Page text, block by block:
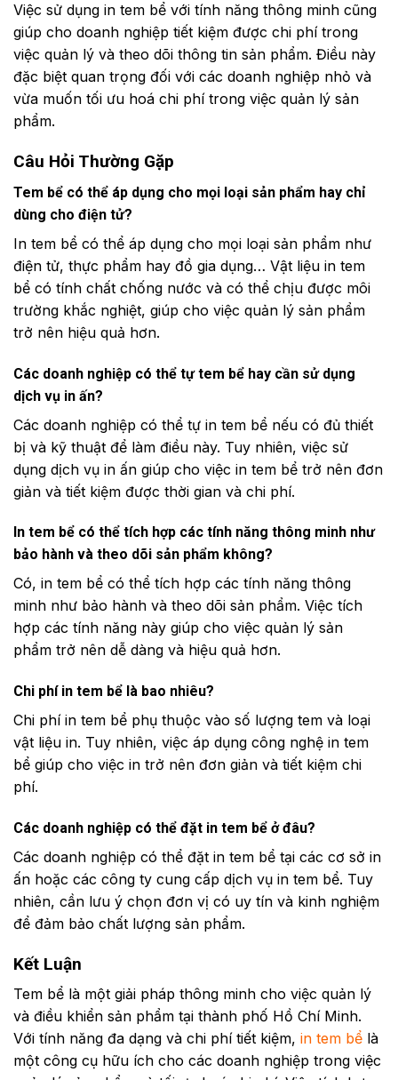
Việc sử dụng in tem bể với tính năng thông minh cũng
giúp cho doanh nghiệp tiết kiệm được chi phí trong
việc quản lý và theo dõi thông tin sản phẩm. Điều này
đặc biệt quan trọng đối với các doanh nghiệp nhỏ và
vừa muốn tối ưu hoá chi phí trong việc quản lý sản
phẩm.
Câu Hỏi Thường Gặp
Tem bể có thể áp dụng cho mọi loại sản phẩm hay chỉ
dùng cho điện tử?
In tem bể có thể áp dụng cho mọi loại sản phẩm như
điện tử, thực phẩm hay đồ gia dụng… Vật liệu in tem
bể có tính chất chống nước và có thể chịu được môi
trường khắc nghiệt, giúp cho việc quản lý sản phẩm
trở nên hiệu quả hơn.
Các doanh nghiệp có thể tự tem bể hay cần sử dụng
dịch vụ in ấn?
Các doanh nghiệp có thể tự in tem bể nếu có đủ thiết
bị và kỹ thuật để làm điều này. Tuy nhiên, việc sử
dụng dịch vụ in ấn giúp cho việc in tem bể trở nên đơn
giản và tiết kiệm được thời gian và chi phí.
In tem bể có thể tích hợp các tính năng thông minh như
bảo hành và theo dõi sản phẩm không?
Có, in tem bể có thể tích hợp các tính năng thông
minh như bảo hành và theo dõi sản phẩm. Việc tích
hợp các tính năng này giúp cho việc quản lý sản
phẩm trở nên dễ dàng và hiệu quả hơn.
Chi phí in tem bể là bao nhiêu?
Chi phí in tem bể phụ thuộc vào số lượng tem và loại
vật liệu in. Tuy nhiên, việc áp dụng công nghệ in tem
bể giúp cho việc in trở nên đơn giản và tiết kiệm chi
phí.
Các doanh nghiệp có thể đặt in tem bể ở đâu?
Các doanh nghiệp có thể đặt in tem bể tại các cơ sở in
ấn hoặc các công ty cung cấp dịch vụ in tem bể. Tuy
nhiên, cần lưu ý chọn đơn vị có uy tín và kinh nghiệm
để đảm bảo chất lượng sản phẩm.
Kết Luận
Tem bể là một giải pháp thông minh cho việc quản lý
và điều khiển sản phẩm tại thành phố Hồ Chí Minh.
Với tính năng đa dạng và chi phí tiết kiệm, in tem bể là
một công cụ hữu ích cho các doanh nghiệp trong việc